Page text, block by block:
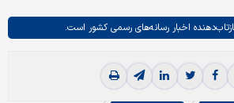
اخبار رسانه‌های رسمی کشور است.